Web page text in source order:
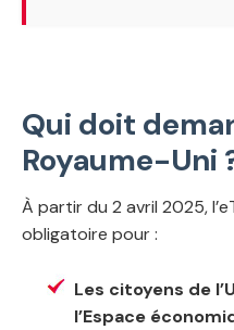
Qui doit
Royaume-Uni
À partir du 2 avril 2025,
obligatoire pour :
Les citoyens de
l’Espace